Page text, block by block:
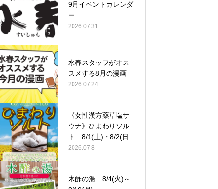
9月イベントカレンダ
ー
2026.07.31
水春スタッフがオス
スメする8月の漫画
2026.07.24
《女性漢方薬草塩サ
ウナ》ひまわりソル
ト 8/1(土)・8/2(日)
…
2026.07.8
木酢の湯 8/4(火)～